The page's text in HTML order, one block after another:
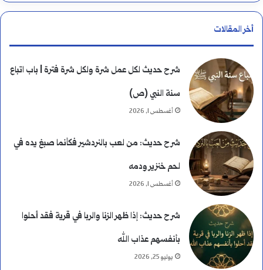
أخر المقالات
شرح حديث لكل عمل شرة ولكل شرة فترة | باب اتباع
سنة النبي (ص)
أغسطس 1, 2026
شرح حديث: من لعب بالنردشير فكأنما صبغ يده في
لحم خنزير ودمه
أغسطس 1, 2026
شرح حديث: إذا ظهر الزنا والربا في قرية فقد أحلوا
بأنفسهم عذاب الله
يوليو 25, 2026